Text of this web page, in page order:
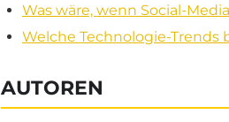
Was wäre, wenn Social-
Welche Technologie-
AUTOREN